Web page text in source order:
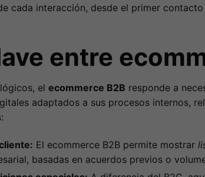
cada interacción, desde el primer
entre
el ecommerce B2B responde a
adaptados a sus procesos internos,
El ecommerce B2B permite mostrar
basadas en acuerdos previos o